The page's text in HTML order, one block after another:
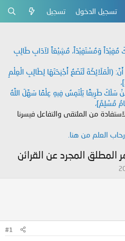
تسجيل الدخول تسجيل
مُفِيْدَاً وَمُسْتَفِيْدَاً، مُشِيْعَاً لآدَابِ طَالِبِ
أَنَّ: (الْمَلَائِكَةَ لَتَضَعُ أَجْنِحَتَهَا لِطَالِبِ الْعِلْمِ
سَلَكَ طَرِيقًا يَلْتَمِسُ فِيهِ عِلْمًا سَهَّلَ اللَّهُ
مُسْلِمٌ]،
من الملتقى والتفاعل فيسرنا
العلم من هنا.
المطلق المجرد عن القرائن
#1